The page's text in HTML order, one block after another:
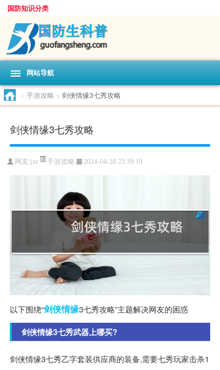
国防知识分类
网站导航
> 手游攻略 > 剑侠情缘3七秀攻略
剑侠情缘3七秀攻略
网友:jxr 手游攻略 2024-04-28 23:39:19
以下围绕“剑侠情缘3七秀攻略”主题解决网友的困惑
剑侠情缘3七秀武器上哪买?
剑侠情缘3七秀乙字套装供应商的装备,需要七秀玩家击杀1